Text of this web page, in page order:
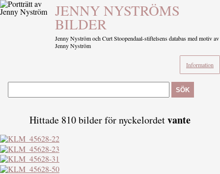
JENNY NYSTRÖMS
BILDER
Jenny Nyström och Curt Stoopendaal-stiftelsens databas med motiv av
Jenny Nyström
Information
SÖK
Hittade 810 bilder för nyckelordetvante